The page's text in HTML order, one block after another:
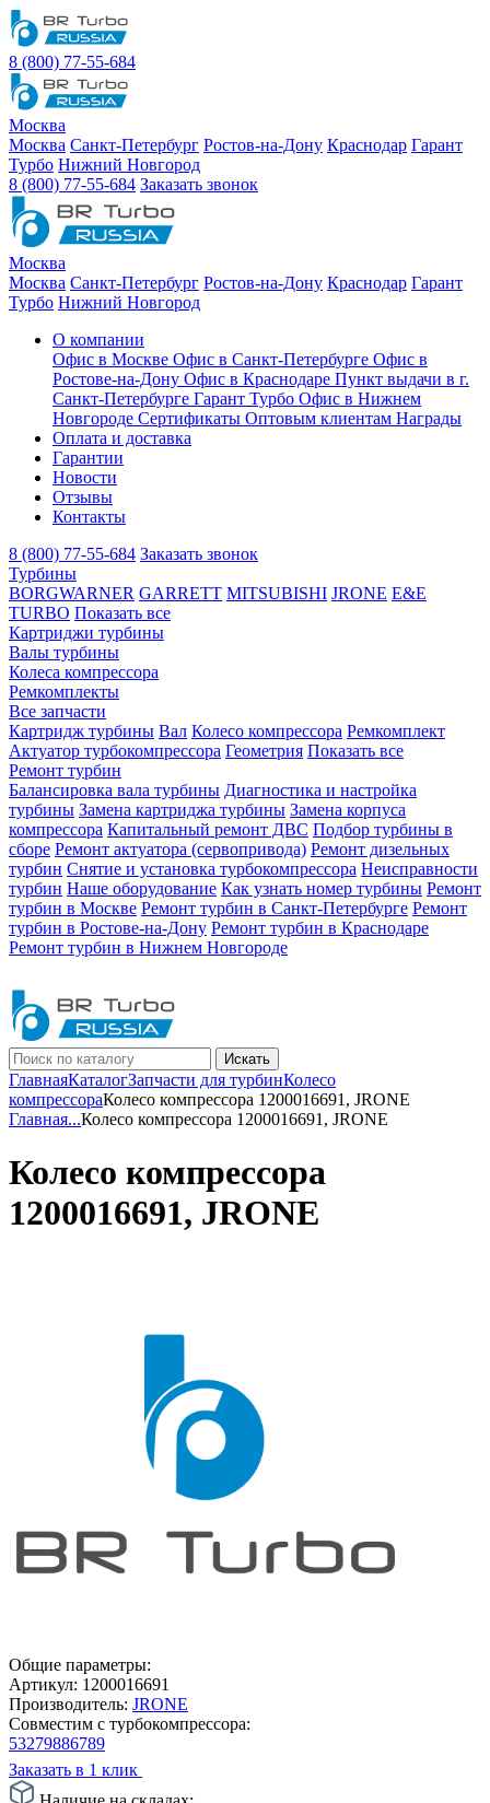
8 (800) 77-55-684
Москва
Москва Санкт-Петербург Ростов-на-Дону Краснодар Гарант
Турбо Нижний Новгород
8 (800) 77-55-684 Заказать звонок
Москва
Москва Санкт-Петербург Ростов-на-Дону Краснодар Гарант
Турбо Нижний Новгород
О компании
Офис в Москве Офис в Санкт-Петербурге Офис в
Ростове-на-Дону Офис в Краснодаре Пункт выдачи в г.
Санкт-Петербурге Гарант Турбо Офис в Нижнем
Новгороде Сертификаты Оптовым клиентам Награды
Оплата и доставка
Гарантии
Новости
Отзывы
Контакты
8 (800) 77-55-684 Заказать звонок
Турбины
BORGWARNER GARRETT MITSUBISHI JRONE E&E
TURBO Показать все
Картриджи турбины
Валы турбины
Колеса компрессора
Ремкомплекты
Все запчасти
Картридж турбины Вал Колесо компрессора Ремкомплект
Актуатор турбокомпрессора Геометрия Показать все
Ремонт турбин
Балансировка вала турбины Диагностика и настройка
турбины Замена картриджа турбины Замена корпуса
компрессора Капитальный ремонт ДВС Подбор турбины в
сборе Ремонт актуатора (сервопривода) Ремонт дизельных
турбин Снятие и установка турбокомпрессора Неисправности
турбин Наше оборудование Как узнать номер турбины Ремонт
турбин в Москве Ремонт турбин в Санкт-Петербурге Ремонт
турбин в Ростове-на-Дону Ремонт турбин в Краснодаре
Ремонт турбин в Нижнем Новгороде
Искать
ГлавнаяКаталогЗапчасти для турбинКолесо
компрессораКолесо компрессора 1200016691, JRONE
Главная...Колесо компрессора 1200016691, JRONE
Колесо компрессора
1200016691, JRONE
Общие параметры:
Артикул: 1200016691
Производитель: JRONE
Совместим с турбокомпрессора:
53279886789
Заказать в 1 клик